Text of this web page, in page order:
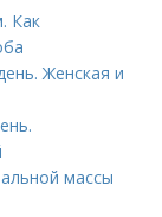
Как
Женская и
массы